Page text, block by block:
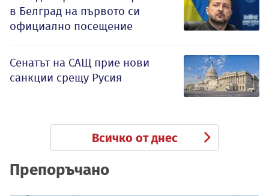
в Белград на първото си
официално посещение
Сенатът на САЩ прие нови
санкции срещу Русия
Всичко от днес
Препоръчано